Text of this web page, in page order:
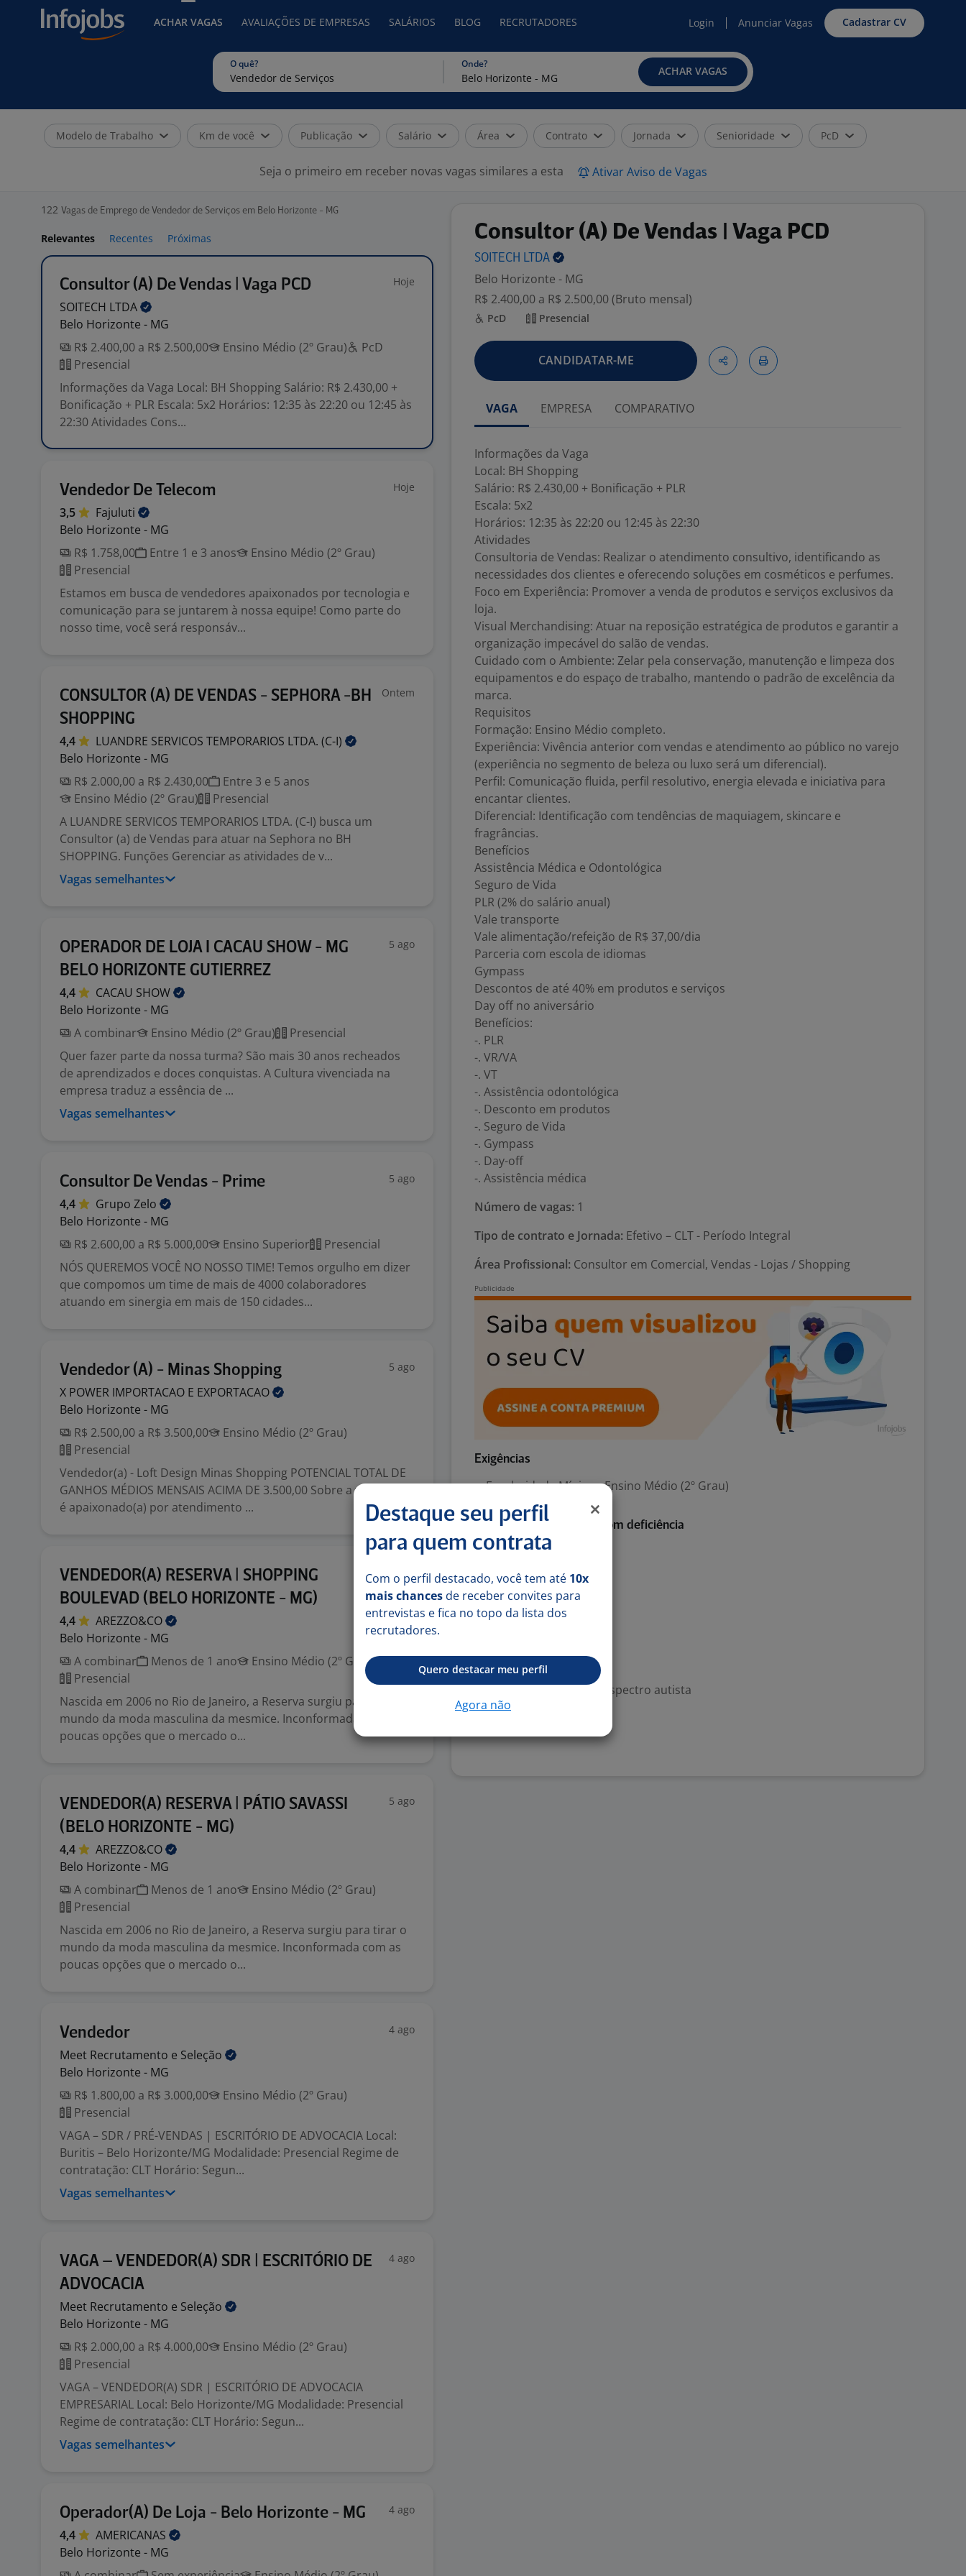
ACHAR VAGAS AVALIAÇÕES DE EMPRESAS SALÁRIOS BLOG RECRUTADORES Login Anunciar Vagas Cadastrar CV
O quê? Onde?
ACHAR VAGAS
Modelo de Trabalho Km de você Publicação Salário Área Contrato Jornada Senioridade PcD
Seja o primeiro em receber novas vagas similares a esta Ativar Aviso de Vagas
122 Vagas de Emprego de Vendedor de Serviços em Belo Horizonte - MG
Relevantes Recentes Próximas
Consultor (A) De Vendas | Vaga PCD Hoje
SOITECH LTDA
Belo Horizonte - MG
R$ 2.400,00 a R$ 2.500,00
Ensino Médio (2º Grau)
PcD
Presencial
Informações da Vaga Local: BH Shopping Salário: R$ 2.430,00 +
Bonificação + PLR Escala: 5x2 Horários: 12:35 às 22:20 ou 12:45 às
22:30 Atividades Cons...
Vendedor De Telecom Hoje
3,5
Fajuluti
Belo Horizonte - MG
R$ 1.758,00
Entre 1 e 3 anos
Ensino Médio (2º Grau)
Presencial
Estamos em busca de vendedores apaixonados por tecnologia e
comunicação para se juntarem à nossa equipe! Como parte do
nosso time, você será responsáv...
CONSULTOR (A) DE VENDAS - SEPHORA -BH
SHOPPING
Ontem
4,4 LUANDRE SERVICOS TEMPORARIOS LTDA. (C-I)
Belo Horizonte - MG
R$ 2.000,00 a R$ 2.430,00
Entre 3 e 5 anos
Ensino Médio (2º Grau)
Presencial
A LUANDRE SERVICOS TEMPORARIOS LTDA. (C-I) busca um
Consultor (a) de Vendas para atuar na Sephora no BH
SHOPPING. Funções Gerenciar as atividades de v...
Vagas semelhantes
OPERADOR DE LOJA I CACAU SHOW - MG
BELO HORIZONTE GUTIERREZ
5 ago
4,4 CACAU SHOW
Belo Horizonte - MG
A combinar
Ensino Médio (2º Grau)
Presencial
Quer fazer parte da nossa turma? São mais 30 anos recheados
de aprendizados e doces conquistas. A Cultura vivenciada na
empresa traduz a essência de ...
Vagas semelhantes
Consultor De Vendas - Prime 5 ago
4,4 Grupo Zelo
Belo Horizonte - MG
R$ 2.600,00 a R$ 5.000,00
Ensino Superior
Presencial
NÓS QUEREMOS VOCÊ NO NOSSO TIME! Temos orgulho em dizer
que compomos um time de mais de 4000 colaboradores
atuando em sinergia em mais de 150 cidades...
Vendedor (A) - Minas Shopping 5 ago
X POWER IMPORTACAO E EXPORTACAO
Belo Horizonte - MG
R$ 2.500,00 a R$ 3.500,00
Ensino Médio (2º Grau)
Presencial
Vendedor(a) - Loft Design Minas Shopping POTENCIAL TOTAL DE
GANHOS MÉDIOS MENSAIS ACIMA DE 3.500,00 Sobre a vaga Você
é apaixonado(a) por atendimento ...
VENDEDOR(A) RESERVA | SHOPPING
BOULEVAD (BELO HORIZONTE - MG)
4,4
AREZZO&CO
Belo Horizonte - MG
A combinar
Menos de 1 ano
Ensino Médio (2º Grau)
Presencial
Nascida em 2006 no Rio de Janeiro, a Reserva surgiu para tirar o
mundo da moda masculina da mesmice. Inconformada com as
poucas opções que o mercado o...
VENDEDOR(A) RESERVA | PÁTIO SAVASSI
(BELO HORIZONTE - MG)
5 ago
4,4
AREZZO&CO
Belo Horizonte - MG
A combinar
Menos de 1 ano
Ensino Médio (2º Grau)
Presencial
Nascida em 2006 no Rio de Janeiro, a Reserva surgiu para tirar o
mundo da moda masculina da mesmice. Inconformada com as
poucas opções que o mercado o...
Vendedor 4 ago
Meet Recrutamento e Seleção
Belo Horizonte - MG
R$ 1.800,00 a R$ 3.000,00
Ensino Médio (2º Grau)
Presencial
VAGA – SDR / PRÉ-VENDAS | ESCRITÓRIO DE ADVOCACIA Local:
Buritis – Belo Horizonte/MG Modalidade: Presencial Regime de
contratação: CLT Horário: Segun...
Vagas semelhantes
VAGA – VENDEDOR(A) SDR | ESCRITÓRIO DE
ADVOCACIA
4 ago
Meet Recrutamento e Seleção
Belo Horizonte - MG
R$ 2.000,00 a R$ 4.000,00
Ensino Médio (2º Grau)
Presencial
VAGA – VENDEDOR(A) SDR | ESCRITÓRIO DE ADVOCACIA
EMPRESARIAL Local: Belo Horizonte/MG Modalidade: Presencial
Regime de contratação: CLT Horário: Segun...
Vagas semelhantes
Operador(A) De Loja - Belo Horizonte - MG 4 ago
4,4
AMERICANAS
Belo Horizonte - MG
Consultor (A) De Vendas | Vaga PCD
SOITECH LTDA
Belo Horizonte - MG
R$ 2.400,00 a R$ 2.500,00 (Bruto mensal)
PcD Presencial
CANDIDATAR-ME
VAGA EMPRESA COMPARATIVO
Informações da Vaga
Local: BH Shopping
Salário: R$ 2.430,00 + Bonificação + PLR
Escala: 5x2
Horários: 12:35 às 22:20 ou 12:45 às 22:30
Atividades
Consultoria de Vendas: Realizar o atendimento consultivo, identificando as
necessidades dos clientes e oferecendo soluções em cosméticos e perfumes.
Foco em Experiência: Promover a venda de produtos e serviços exclusivos da
loja.
Visual Merchandising: Atuar na reposição estratégica de produtos e garantir a
organização impecável do salão de vendas.
Cuidado com o Ambiente: Zelar pela conservação, manutenção e limpeza dos
equipamentos e do espaço de trabalho, mantendo o padrão de excelência da
marca.
Requisitos
Formação: Ensino Médio completo.
Experiência: Vivência anterior com vendas e atendimento ao público no varejo
(experiência no segmento de beleza ou luxo será um diferencial).
Perfil: Comunicação fluida, perfil resolutivo, energia elevada e iniciativa para
encantar clientes.
Diferencial: Identificação com tendências de maquiagem, skincare e
fragrâncias.
Benefícios
Assistência Médica e Odontológica
Seguro de Vida
PLR (2% do salário anual)
Vale transporte
Vale alimentação/refeição de R$ 37,00/dia
Parceria com escola de idiomas
Gympass
Descontos de até 40% em produtos e serviços
Day off no aniversário
Benefícios:
-. PLR
-. VR/VA
-. VT
-. Assistência odontológica
-. Desconto em produtos
-. Seguro de Vida
-. Gympass
-. Day-off
-. Assistência médica
Número de vagas: 1
Tipo de contrato e Jornada: Efetivo – CLT - Período Integral
Área Profissional: Consultor em Comercial, Vendas - Lojas / Shopping
Exigências
Escolaridade Mínima: Ensino Médio (2º Grau)
Habilitada para pessoa com deficiência
Auditiva
Física
Mental
Visual
Reabilitados
Intelectual
TEA - Transtornos do espectro autista
Destaque seu perfil
para quem contrata
Com o perfil destacado, você tem até 10x
mais chances de receber convites para
entrevistas e fica no topo da lista dos
recrutadores.
Quero destacar meu perfil
Agora não